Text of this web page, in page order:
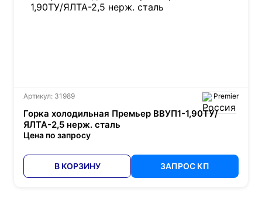
Артикул: 31989 Premier
Горка холодильная Премьер ВВУП1-1,90ТУ/
ЯЛТА-2,5 нерж. сталь
Цена по запросу
В КОРЗИНУ ЗАПРОС КП